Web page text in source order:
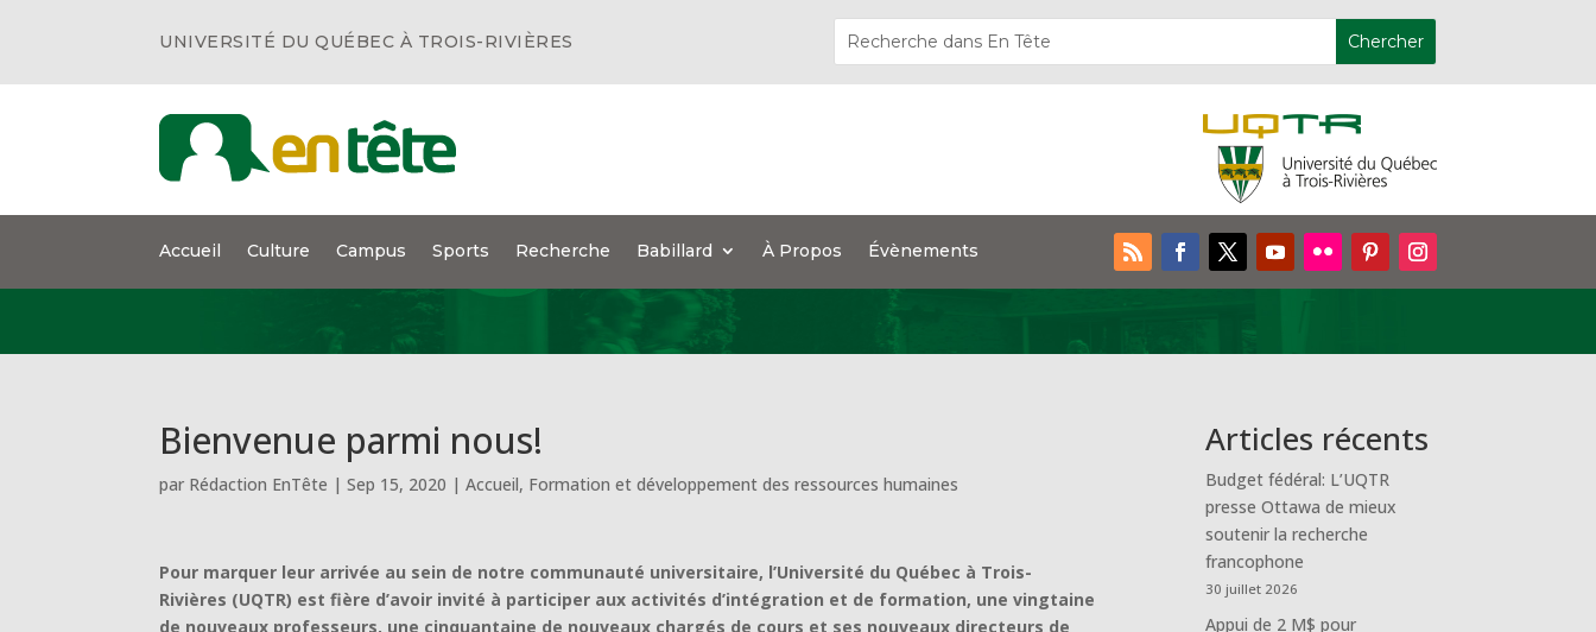
UNIVERSITÉ DU QUÉBEC À TROIS-RIVIÈRES
Accueil Culture Campus Sports Recherche Babillard À Propos Évènements
Bienvenue parmi nous!
par Rédaction EnTête |Sep 15, 2020 |Accueil, Formation et développement des ressources humaines
Pour marquer leur arrivée au sein de notre communauté universitaire, l’Université du Québec à Trois-
Rivières (UQTR) est fière d’avoir invité à participer aux activités d’intégration et de formation, une vingtaine
de nouveaux professeurs, une cinquantaine de nouveaux chargés de cours et ses nouveaux directeurs de
Articles récents
Budget fédéral: L’UQTR
presse Ottawa de mieux
soutenir la recherche
francophone
30 juillet 2026
Appui de 2 M$ pour